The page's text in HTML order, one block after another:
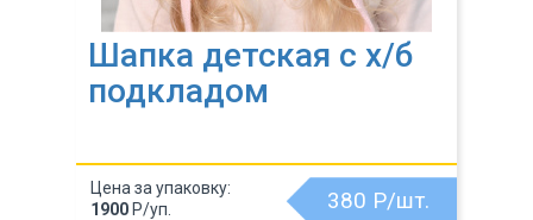
Шапка детская с х/б
подкладом
380 Р/шт.
Цена за упаковку:
1900 Р/уп.